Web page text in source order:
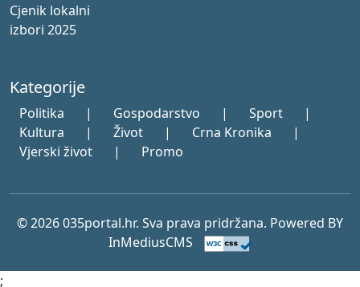
Cjenik lokalni
izbori 2025
Kategorije
Politika | Gospodarstvo | Sport
|
Kultura
| Život | Crna Kronika
|
Vjerski život
| Promo
© 2026 035portal.hr. Sva prava pridržana. Powered BY
InMediusCMS
;